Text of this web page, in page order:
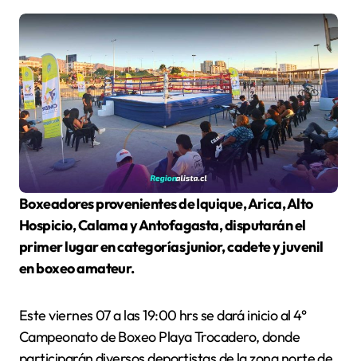
Boxeadores provenientes de Iquique, Arica, Alto
Hospicio, Calama y Antofagasta, disputarán el
primer lugar en categorías junior, cadete y juvenil
en boxeo amateur.
Este viernes 07 a las 19:00 hrs se dará inicio al 4°
Campeonato de Boxeo Playa Trocadero, donde